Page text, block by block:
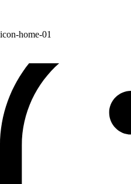
icon-home-01